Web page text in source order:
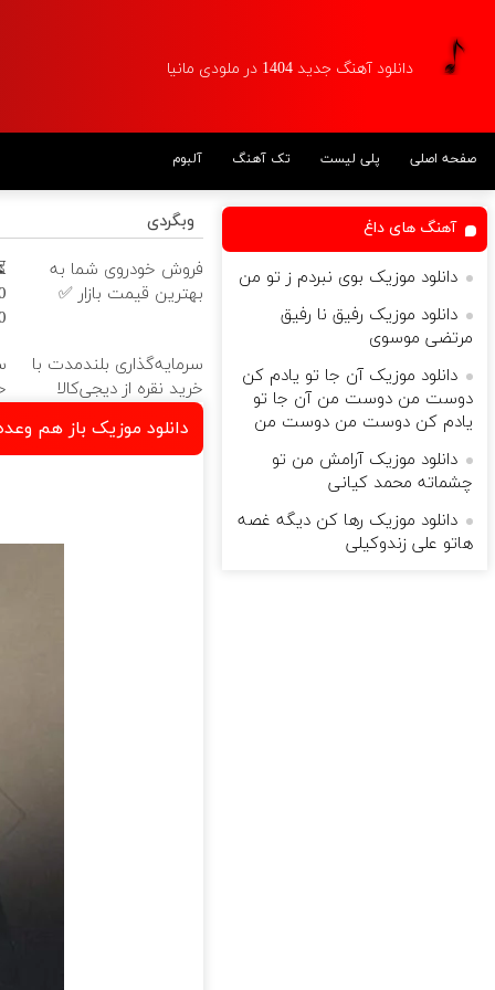
دانلود آهنگ جدید 1404 در ملودی مانیا
صفحه اصلی پلی لیست تک آهنگ آلبوم
وبگردی
فروش خودروی شما به
بهترین قیمت بازار ✅
سرمایه‌گذاری بلندمدت با
خرید نقره از دیجی‌کالا
دانلود موزیک باز هم
آهنگ های داغ
دانلود موزیک بوی نبردم ز تو من
دانلود موزیک رفیق نا رفیق
مرتضی موسوی
دانلود موزیک آن جا تو یادم کن
دوست من دوست من آن جا تو
یادم کن دوست من دوست من
دانلود موزیک آرامش من تو
چشماته محمد کیانی
دانلود موزیک رها کن دیگه غصه
هاتو علی زندوکیلی